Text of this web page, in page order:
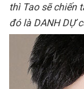
thì Tao sẽ chiến
đó là DANH DỰ